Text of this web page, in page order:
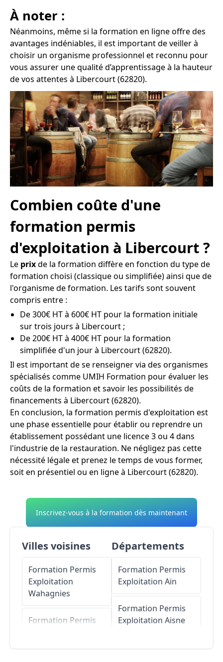
À noter :
Néanmoins, même si la formation en ligne offre des
avantages indéniables, il est important de veiller à
choisir un organisme professionnel et reconnu pour
vous assurer une qualité d’apprentissage à la hauteur
de vos attentes à Libercourt (62820).
Combien coûte d'une
formation permis
d'exploitation à Libercourt ?
Le prixde la formation diffère en fonction du type de
formation choisi (classique ou simplifiée) ainsi que de
l'organisme de formation. Les tarifs sont souvent
compris entre :
De 300€ HT à 600€ HT pour la formation initiale
sur trois jours à Libercourt ;
De 200€ HT à 400€ HT pour la formation
simplifiée d'un jour à Libercourt (62820).
Il est important de se renseigner via des organismes
spécialisés comme UMIH Formation pour évaluer les
coûts de la formation et savoir les possibilités de
financements à Libercourt (62820).
En conclusion, la formation permis d'exploitation est
une phase essentielle pour établir ou reprendre un
établissement possédant une licence 3 ou 4 dans
l'industrie de la restauration. Ne négligez pas cette
nécessité légale et prenez le temps de vous former,
soit en présentiel ou en ligne à Libercourt (62820).
Inscrivez-vous à la formation dès maintenant
Villes voisines
Formation Permis
Exploitation
Wahagnies
Formation Permis
Départements
Formation Permis
Exploitation Ain
Formation Permis
Exploitation Aisne
Formation Permis